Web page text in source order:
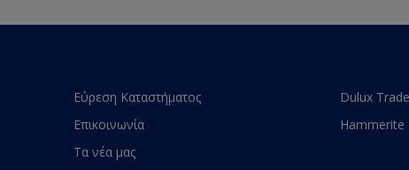
Εύρεση Καταστήματος
Επικοινωνία
Τα νέα μας
Dulux Trade
Hammerite